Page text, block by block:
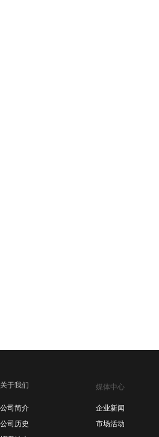
媒体中心
企业新闻
市场活动
公司历史
关于我们
公司简介